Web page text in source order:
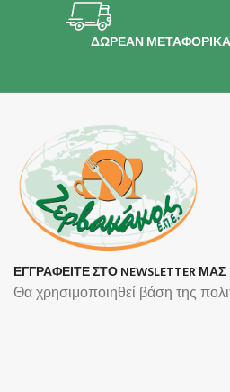
ΔΩΡΕΑΝ ΜΕΤΑΦΟΡΙΚΑ
ΕΓΓΡΑΦΕΙΤΕ ΣΤΟ NEWSLETTER ΜΑΣ
Θα χρησιμοποιηθεί βάση της